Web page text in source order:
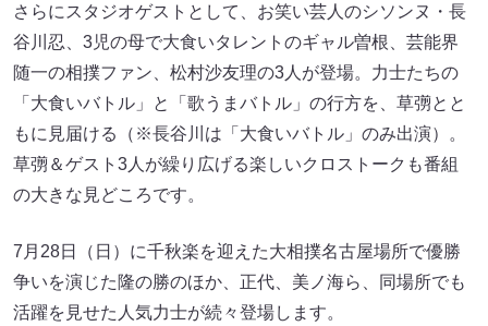
さらにスタジオゲストとして、お笑い芸人のシソンヌ・長
谷川忍、3児の母で大食いタレントのギャル曽根、芸能界
随一の相撲ファン、松村沙友理の3人が登場。力士たちの
「大食いバトル」と「歌うまバトル」の行方を、草彅とと
もに見届ける（※長谷川は「大食いバトル」のみ出演）。
草彅＆ゲスト3人が繰り広げる楽しいクロストークも番組
の大きな見どころです。
7月28日（日）に千秋楽を迎えた大相撲名古屋場所で優勝
争いを演じた隆の勝のほか、正代、美ノ海ら、同場所でも
活躍を見せた人気力士が続々登場します。